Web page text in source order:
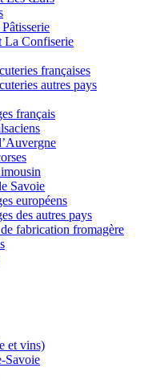
La Confiserie
françaises
autres pays
français
Savoie
européens
des autres pays
fabrication fromagère
et vins)
Savoie